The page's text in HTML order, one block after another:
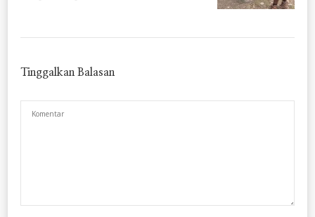
Tinggalkan Balasan